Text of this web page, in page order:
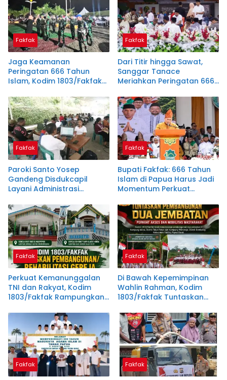
Fakfak
Jaga Keamanan
Peringatan 666 Tahun
Islam, Kodim 1803/Fakfak
Kebersamaan
Fakfak
Dari Titir hingga Sawat,
Sanggar Tanace
Meriahkan Peringatan 666
Papua
Fakfak
Paroki Santo Yosep
Gandeng Disdukcapil
Layani Administrasi
Instruksi Bupati Samaun
Dahlan
Fakfak
Bupati Fakfak: 666 Tahun
Islam di Papua Harus Jadi
Momentum Perkuat
Fakfak
Perkuat Kemanunggalan
TNI dan Rakyat, Kodim
1803/Fakfak Rampungkan
Fakfak
Di Bawah Kepemimpinan
Wahlin Rahman, Kodim
1803/Fakfak Tuntaskan
Fakfak Fakfak